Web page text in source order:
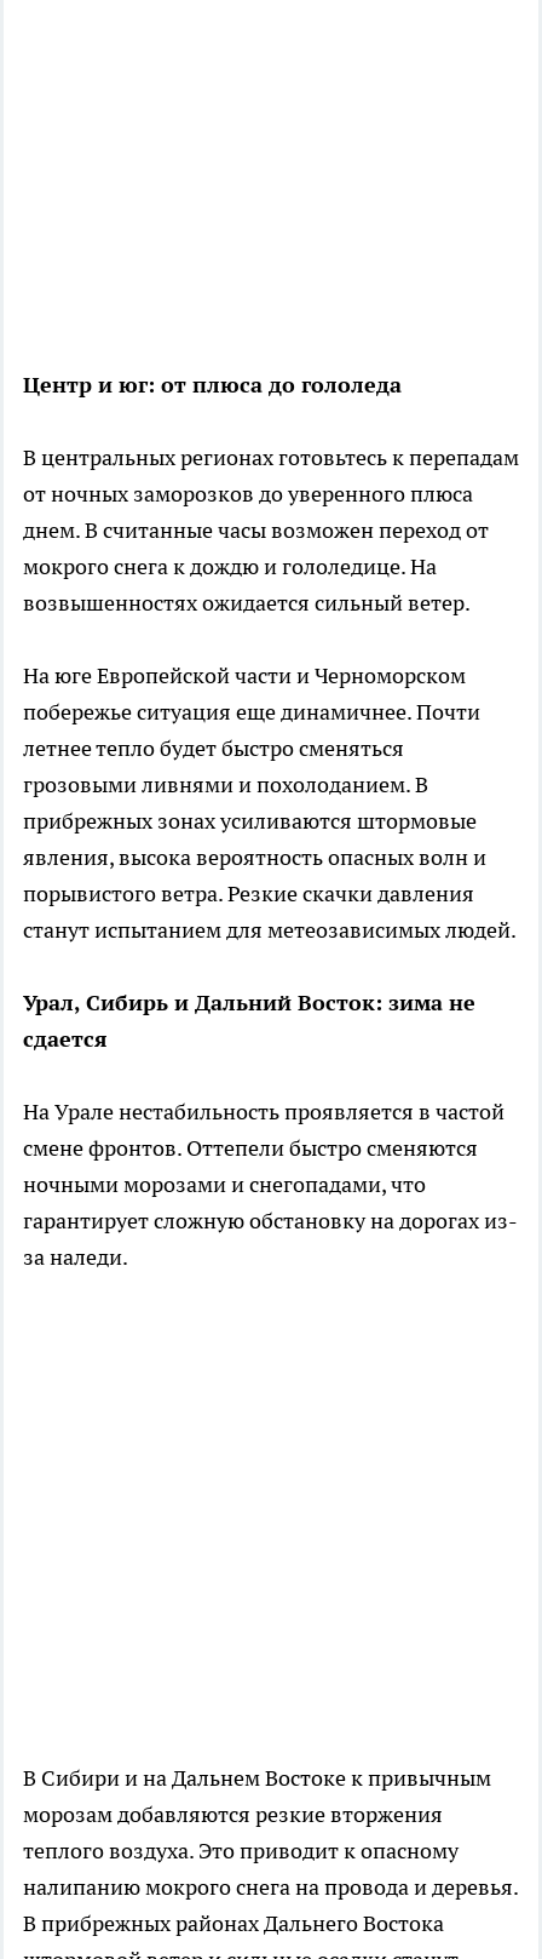
Центр и юг: от плюса до гололеда
В центральных регионах готовьтесь к перепадам
от ночных заморозков до уверенного плюса
днем. В считанные часы возможен переход от
мокрого снега к дождю и гололедице. На
возвышенностях ожидается сильный ветер.
На юге Европейской части и Черноморском
побережье ситуация еще динамичнее. Почти
летнее тепло будет быстро сменяться
грозовыми ливнями и похолоданием. В
прибрежных зонах усиливаются штормовые
явления, высока вероятность опасных волн и
порывистого ветра. Резкие скачки давления
станут испытанием для метеозависимых людей.
Урал, Сибирь и Дальний Восток: зима не
сдается
На Урале нестабильность проявляется в частой
смене фронтов. Оттепели быстро сменяются
ночными морозами и снегопадами, что
гарантирует сложную обстановку на дорогах из-
за наледи.
В Сибири и на Дальнем Востоке к привычным
морозам добавляются резкие вторжения
теплого воздуха. Это приводит к опасному
налипанию мокрого снега на провода и деревья.
В прибрежных районах Дальнего Востока